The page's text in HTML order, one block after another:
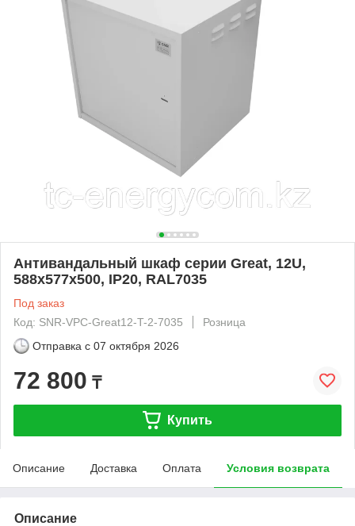
Антивандальный шкаф серии Great, 12U,
588х577х500, IP20, RAL7035
Под заказ
Код: SNR-VPC-Great12-T-2-7035
Розница
Отправка с 07 октября 2026
72 800 ₸
Купить
Описание Доставка Оплата Условия возврата
Описание